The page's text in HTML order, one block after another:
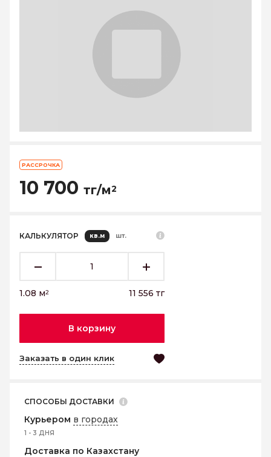
РАССРОЧКА
10 700 тг/м2
КАЛЬКУЛЯТОР кв.м шт.
1.08 м2 11 556 тг
В корзину
Заказать в один клик
СПОСОБЫ ДОСТАВКИ
Курьером в городах
1 - 3 ДНЯ
Доставка по Казахстану